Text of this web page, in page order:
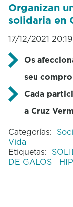
Organizan
solidaria en
17/12/2021 20:19
Os
seu
Cada
a Cruz
Categorías:
Vida
Etiquetas:
DE GALOS